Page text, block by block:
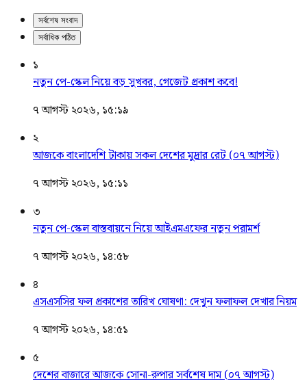
সর্বশেষ সংবাদ
সর্বাধিক পঠিত
১
নতুন পে-স্কেল নিয়ে বড় সুখবর, গেজেট প্রকাশ কবে!
৭ আগস্ট ২০২৬, ১৫:১৯
২
আজকে বাংলাদেশি টাকায় সকল দেশের মুদ্রার রেট (০৭ আগস্ট)
৭ আগস্ট ২০২৬, ১৫:১১
৩
নতুন পে-স্কেল বাস্তবায়নে নিয়ে আইএমএফের নতুন পরামর্শ
৭ আগস্ট ২০২৬, ১৪:৫৮
৪
এসএসসির ফল প্রকাশের তারিখ ঘোষণা: দেখুন ফলাফল দেখার নিয়ম
৭ আগস্ট ২০২৬, ১৪:৫১
৫
দেশের বাজারে আজকে সোনা-রুপার সর্বশেষ দাম (০৭ আগস্ট)